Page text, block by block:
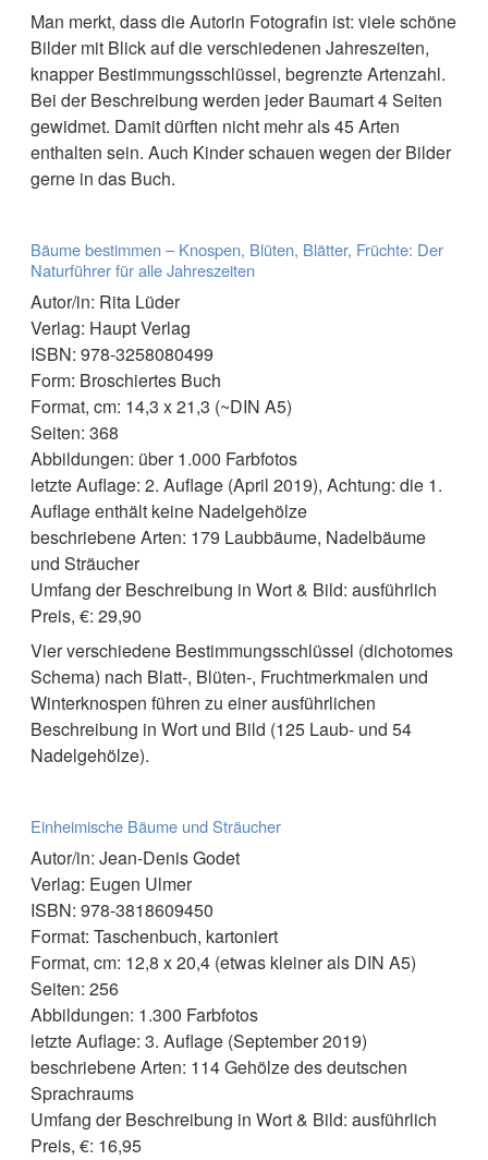
Man merkt, dass die Autorin Fotografin ist: viele schöne
Bilder mit Blick auf die verschiedenen Jahreszeiten,
knapper Bestimmungsschlüssel, begrenzte Artenzahl.
Bei der Beschreibung werden jeder Baumart 4 Seiten
gewidmet. Damit dürften nicht mehr als 45 Arten
enthalten sein. Auch Kinder schauen wegen der Bilder
gerne in das Buch.
Bäume bestimmen – Knospen, Blüten, Blätter, Früchte: Der
Naturführer für alle Jahreszeiten
Autor/in: Rita Lüder
Verlag: Haupt Verlag
ISBN: 978-3258080499
Form: Broschiertes Buch
Format, cm: 14,3 x 21,3 (~DIN A5)
Seiten: 368
Abbildungen: über 1.000 Farbfotos
letzte Auflage: 2. Auflage (April 2019), Achtung: die 1.
Auflage enthält keine Nadelgehölze
beschriebene Arten: 179 Laubbäume, Nadelbäume
und Sträucher
Umfang der Beschreibung in Wort & Bild: ausführlich
Preis, €: 29,90
Vier verschiedene Bestimmungsschlüssel (dichotomes
Schema) nach Blatt-, Blüten-, Fruchtmerkmalen und
Winterknospen führen zu einer ausführlichen
Beschreibung in Wort und Bild (125 Laub- und 54
Nadelgehölze).
Einheimische Bäume und Sträucher
Autor/in: Jean-Denis Godet
Verlag: Eugen Ulmer
ISBN: 978-3818609450
Format: Taschenbuch, kartoniert
Format, cm: 12,8 x 20,4 (etwas kleiner als DIN A5)
Seiten: 256
Abbildungen: 1.300 Farbfotos
letzte Auflage: 3. Auflage (September 2019)
beschriebene Arten: 114 Gehölze des deutschen
Sprachraums
Umfang der Beschreibung in Wort & Bild: ausführlich
Preis, €: 16,95